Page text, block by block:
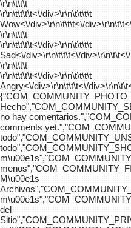
\r\n\t\t\t
\r\n\t\t\t\t<\/div>\r\n\t\t\t\t
Wow<\/div>\r\n\t\t\t<\/
\r\n\t\t\t
\r\n\t\t\t\t<\/div>\r\n\t\t\t\t
Sad<\/div>\r\n\t\t\t<\/
\r\n\t\t\t
\r\n\t\t\t\t<\/div>\r\n\t\t\t\t
Angry<\/div>\r\n\t\t\t<\/
no hay
comments
M\u00e1s
del